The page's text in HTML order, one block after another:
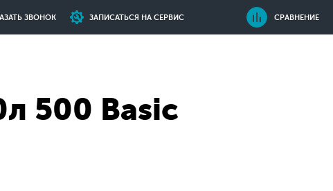
ЗВОНОК ЗАПИСАТЬСЯ НА СЕРВИС СРАВНЕНИЕ
500 Basic